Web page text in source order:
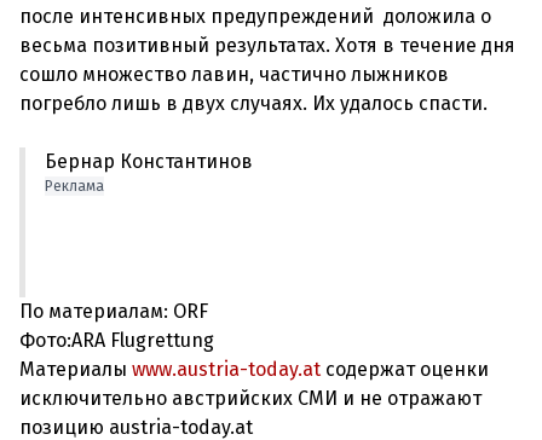
после интенсивных предупреждений доложила о
весьма позитивный результатах. Хотя в течение дня
сошло множество лавин, частично лыжников
Бернар Константинов
Реклама
По материалам: ORF
Фото:ARA Flugrettung
Материалы www.austria-today.at содержат оценки
исключительно австрийских СМИ и не отражают
позицию austria-today.at